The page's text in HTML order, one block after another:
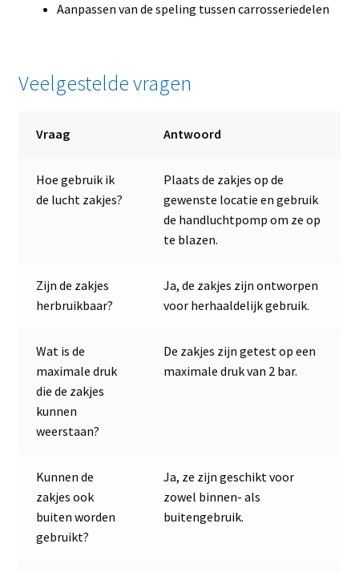
Aanpassen van de speling tussen carrosseriedelen
Veelgestelde vragen
Vraag Antwoord
Hoe gebruik ik
de lucht zakjes?
Plaats de zakjes op de
gewenste locatie en gebruik
de handluchtpomp om ze op
te blazen.
Zijn de zakjes
herbruikbaar?
Ja, de zakjes zijn ontworpen
voor herhaaldelijk gebruik.
Wat is de
maximale druk
die de zakjes
kunnen
weerstaan?
De zakjes zijn getest op een
maximale druk van 2 bar.
Kunnen de
zakjes ook
buiten worden
gebruikt?
Ja, ze zijn geschikt voor
zowel binnen- als
buitengebruik.